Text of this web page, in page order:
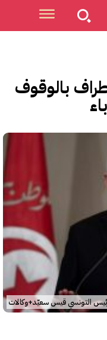
بالوقوف
التونسي قيس سعيّد+وكالات